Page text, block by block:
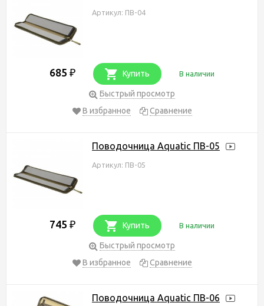
Артикул: ПВ-04
685 ₽ Купить В наличии
Быстрый просмотр
В избранное
Сравнение
Поводочница Aquatic ПВ-05
Артикул: ПВ-05
745 ₽ Купить В наличии
Быстрый просмотр
В избранное
Сравнение
Поводочница Aquatic ПВ-06